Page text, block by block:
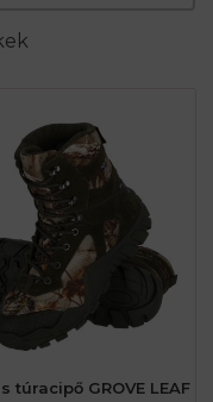
túracipő GROVE LEAF